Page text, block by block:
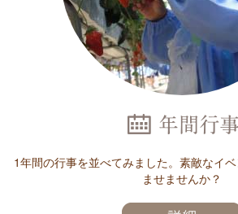
1年間の行事を並べてみました。素敵なイ
ませませんか？